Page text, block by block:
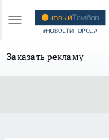
Заказать рекламу